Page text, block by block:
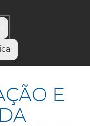
ESCOLA BÁSICA DAS
E